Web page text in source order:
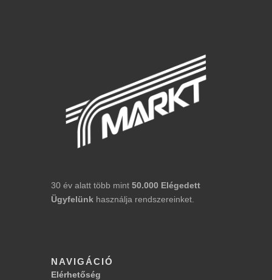
30 év alatt több mint 50.000 Elégedett
Ügyfelünk használja rendszereinket.
NAVIGÁCIÓ
Elérhetőség